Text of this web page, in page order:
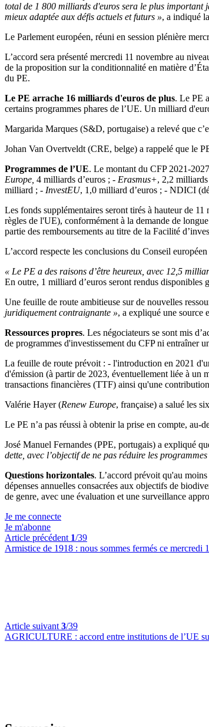
total de 1 800 milliards d'euros sera le plus
mieux adaptée aux défis actuels et futurs », a indiqué
Le Parlement européen, réuni en session plénière
L’accord sera présenté mercredi 11 novembre au
de la proposition sur la conditionnalité en matière
du PE.
Le PE arrache 16 milliards d'euros de plus. Le PE
certains programmes phares de l’UE. Un milliard
Margarida Marques (S&D, portugaise) a relevé que
Johan Van Overtveldt (CRE, belge) a rappelé que le
Programmes de l’UE. Le montant du CFP 2021-
Europe, 4 milliards d’euros ; - Erasmus+, 2,2 milliards
milliard ; - InvestEU, 1,0 milliard d’euros ; - NDICI
Les fonds supplémentaires seront tirés à hauteur de
règles de l'UE), conformément à la demande de
partie des remboursements au titre de la Facilité
L’accord respecte les conclusions du Conseil
« Le PE a des raisons d’être heureux, avec 12,5
En outre, 1 milliard d’euros seront rendus disponibles
Une feuille de route ambitieuse sur de nouvelles
juridiquement contraignante », a expliqué une source
Ressources propres. Les négociateurs se sont mis
de programmes d'investissement du CFP ni entraîner
La feuille de route prévoit : - l'introduction en 2021
d'émission (à partir de 2023, éventuellement liée à un
transactions financières (TTF) ainsi qu'une
Valérie Hayer (Renew Europe, française) a salué les
Le PE n’a pas réussi à obtenir la prise en compte, au-
José Manuel Fernandes (PPE, portugais) a expliqué
dette, avec l’objectif de ne pas réduire les
Questions horizontales. L’accord prévoit qu'au
dépenses annuelles consacrées aux objectifs de
de genre, avec une évaluation et une surveillance
Je me connecte
Je m'abonne
Article précédent 1/39
Armistice de 1918 : nous sommes fermés ce
Article suivant 3/39
AGRICULTURE : accord entre institutions de l’UE